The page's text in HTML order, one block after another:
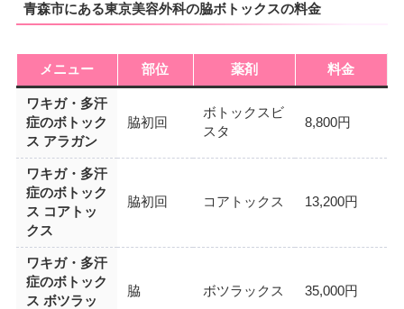
青森市にある東京美容外科の脇ボトックスの料金
メニュー 部位 薬剤 料金
ワキガ・多汗
症のボトック
ス アラガン
脇初回
ボトックスビ
スタ
8,800円
ワキガ・多汗
症のボトック
ス コアトッ
クス
脇初回 コアトックス 13,200円
ワキガ・多汗
症のボトック
ス ボツラッ
脇 ボツラックス 35,000円